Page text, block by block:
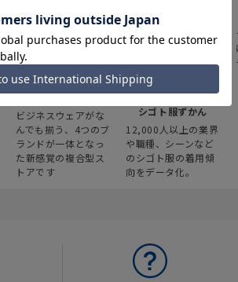
スーツスクエア
ビジネスウェアがな
んでも揃う、4つのブ
ランドが一体となっ
た新感覚の複合型ス
トアです
みんなの
シゴト服ずかん
12,000人以上の業界
や職種、シーンなど
のシゴト服の着用傾
向をデータ化。